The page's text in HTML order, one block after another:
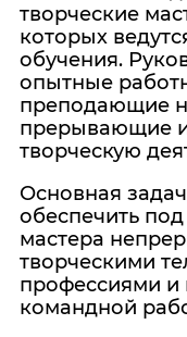
творческие
которых
обучения.
опытные
преподающие
прерывающие
творческую
Основная
обеспечить
мастера
творческими
профессиями и
командной